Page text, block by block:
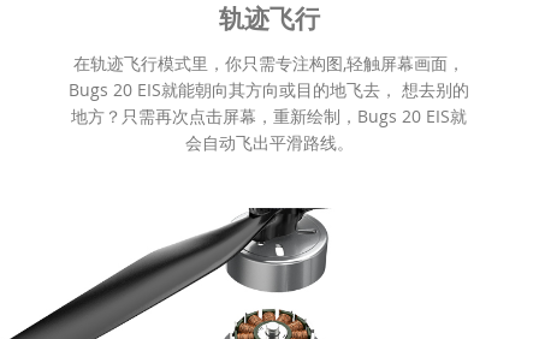
轨迹飞行
在轨迹飞行模式里，你只需专注构图,轻触屏幕画面，
Bugs 20 EIS就能朝向其方向或目的地飞去， 想去别的
地方？只需再次点击屏幕，重新绘制，Bugs 20 EIS就
会自动飞出平滑路线。